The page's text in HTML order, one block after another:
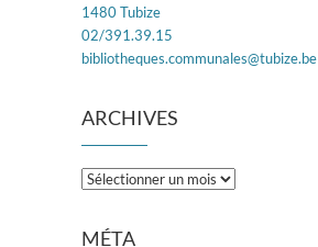
1480 Tubize
02/391.39.15
bibliotheques.communales@tubize.be
ARCHIVES
Archives
MÉTA